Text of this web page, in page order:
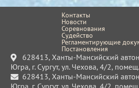
Контакты
Новости
Соревнования
Судейство
Регламентирующие
Постановления
628413, Ханты-Мансийский
Югра, г. Сургут, ул. Чехова, 4/2,
628413, Ханты-Мансийский
Югра, г. Сургут, ул. Чехова, 4/2,